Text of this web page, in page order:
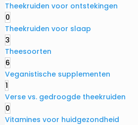
Theekruiden voor ontstekingen
0
Theekruiden voor slaap
3
Theesoorten
6
Veganistische supplementen
1
Verse vs. gedroogde theekruiden
0
Vitamines voor huidgezondheid